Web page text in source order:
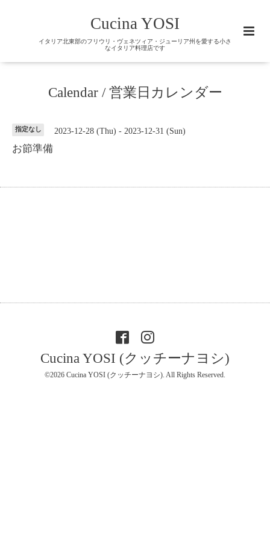
Cucina YOSI
イタリア北東部のフリウリ・ヴェネツィア・ジューリア州を愛する小さ
なイタリア料理店です
Calendar / 営業日カレンダー
指定なし 2023-12-28 (Thu) - 2023-12-31 (Sun)
お節準備
Cucina YOSI (クッチーナヨシ)
©2026 Cucina YOSI (クッチーナヨシ). All Rights Reserved.